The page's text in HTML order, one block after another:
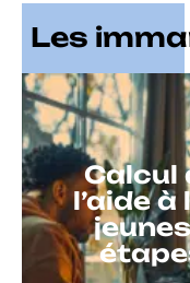
Les
Calcul
l’aide à